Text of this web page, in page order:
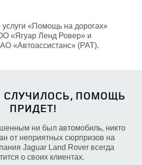
«Помощь на дорогах»
«Ягуар Ленд Ровер» и
«Автоассистанс» (РАТ).
СЛУЧИЛОСЬ, ПОМОЩЬ
ПРИДЕТ!
ни был автомобиль, никто
от неприятных сюрпризов на
Jaguar Land Rover всегда
о своих клиентах.